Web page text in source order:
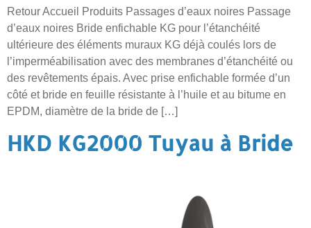
Retour Accueil Produits Passages d’eaux noires Passage
d’eaux noires Bride enfichable KG pour l’étanchéité
ultérieure des éléments muraux KG déjà coulés lors de
l’imperméabilisation avec des membranes d’étanchéité ou
des revêtements épais. Avec prise enfichable formée d’un
côté et bride en feuille résistante à l’huile et au bitume en
EPDM, diamètre de la bride de […]
HKD KG2000 Tuyau à Bride